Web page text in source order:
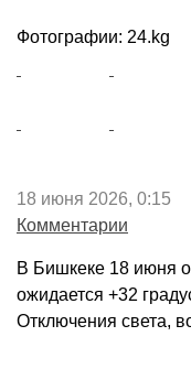
Фотографии: 24.kg
18 июня 2026, 0:15
Комментарии
В Бишкеке 18 июня
ожидается +32
Отключения света,